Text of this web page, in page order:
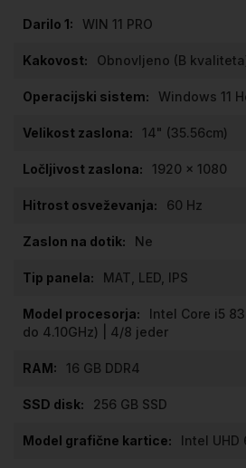
WIN 11 PRO
Obnovljeno (B
Windows 11
14" (35.56cm)
1920 x 1080
60 Hz
Ne
MAT, LED, IPS
Intel Core i5
do 4.10GHz) | 4/8 jeder
16 GB DDR4
256 GB SSD
Intel UHD